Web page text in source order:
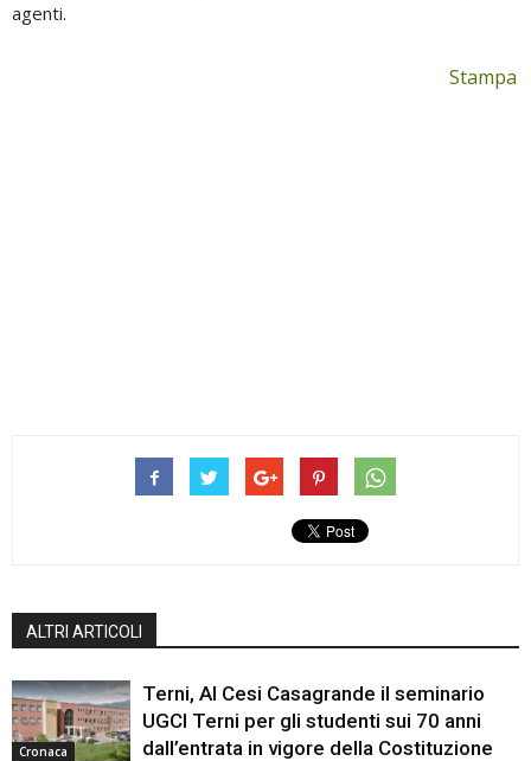
agenti.
Stampa
ALTRI ARTICOLI
Cronaca
Terni, Al Cesi Casagrande il seminario
UGCI Terni per gli studenti sui 70 anni
dall’entrata in vigore della Costituzione